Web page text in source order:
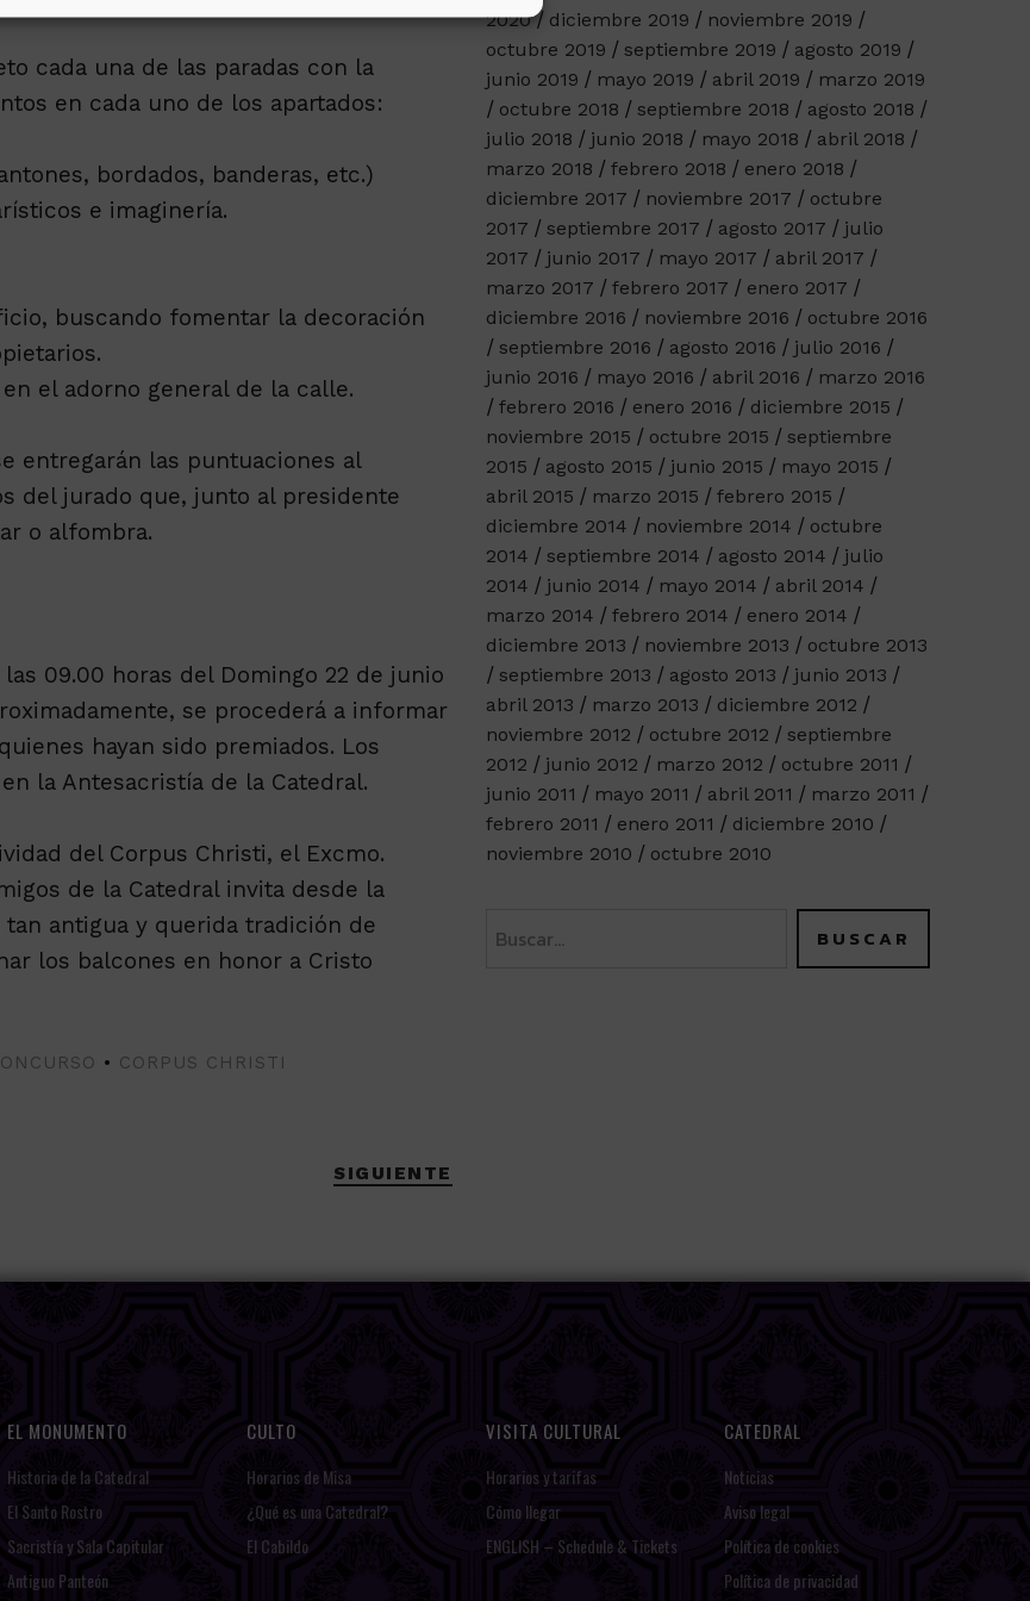
cada una de las paradas con la
en cada uno de los apartados:
bordados, banderas, etc.)
e imaginería.
buscando fomentar la decoración
el adorno general de la calle.
entregarán las puntuaciones al
del jurado que, junto al presidente
o alfombra.
09.00 horas del Domingo 22 de junio
se procederá a informar
hayan sido premiados. Los
la Antesacristía de la Catedral.
del Corpus Christi, el Excmo.
de la Catedral invita desde la
antigua y querida tradición de
los balcones en honor a Cristo
• CORPUS CHRISTI
SIGUIENTE
2020
diciembre 2019
noviembre 2019
octubre 2019
septiembre 2019
agosto 2019
junio 2019
mayo 2019 abril 2019
marzo 2019
octubre 2018
septiembre 2018
agosto 2018
julio 2018
junio 2018 mayo 2018
abril 2018
marzo 2018
febrero 2018
enero 2018
diciembre 2017
noviembre 2017
octubre
2017
septiembre 2017 agosto 2017
julio
2017
junio 2017 mayo 2017
abril 2017
marzo 2017
febrero 2017
enero 2017
diciembre 2016
noviembre 2016
octubre 2016
septiembre 2016
agosto 2016
julio 2016
junio 2016
mayo 2016 abril 2016
marzo 2016
febrero 2016
enero 2016
diciembre 2015
noviembre 2015
octubre 2015
septiembre
2015
agosto 2015 junio 2015
mayo 2015
abril 2015
marzo 2015
febrero 2015
diciembre 2014
noviembre 2014
octubre
2014
septiembre 2014 agosto 2014
julio
2014
junio 2014 mayo 2014
abril 2014
marzo 2014
febrero 2014
enero 2014
diciembre 2013
noviembre 2013
octubre 2013
septiembre 2013
agosto 2013
junio 2013
abril 2013
marzo 2013
diciembre 2012
noviembre 2012
octubre 2012
septiembre
2012
junio 2012 marzo 2012
octubre 2011
junio 2011
mayo 2011 abril 2011
marzo 2011
febrero 2011
enero 2011
diciembre 2010
noviembre 2010
octubre 2010
EL MONUMENTO
Historia de la Catedral
El Santo Rostro
Sacristía y Sala Capitular
Antiguo Panteón
CULTO
Horarios de Misa
¿Qué es una Catedral?
El Cabildo
VISITA CULTURAL
Horarios y tarifas
Cómo llegar
ENGLISH – Schedule & Tickets
CATEDRAL
Noticias
Aviso legal
Política de cookies
Política de privacidad